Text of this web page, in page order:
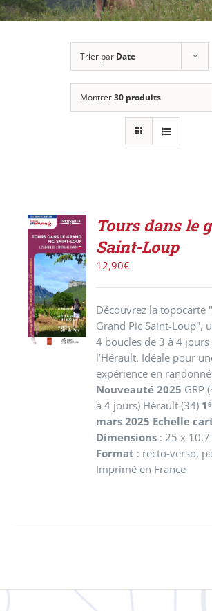
Trier par Date
Montrer30 produits
ACHETER
LE
PRODUIT
/
DÉTAILS
Tours dans le
Saint-Loup
12,90€
Découvrez la topocarte
Grand Pic Saint-Loup",
4 boucles de 3 à 4
l’Hérault. Idéale pour
expérience en
Nouveauté 2025 GRP
à 4 jours) Hérault (34)
mars 2025 Echelle
Dimensions : 25 x
Format : recto-verso,
Imprimé en France